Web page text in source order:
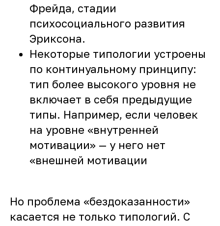
Фрейда, стадии
психосоциального развития
Эриксона.
Некоторые типологии устроены
по континуальному принципу:
тип более высокого уровня не
включает в себя предыдущие
типы. Например, если человек
на уровне «внутренней
мотивации» — у него нет
«внешней мотивации
Но проблема «бездоказанности»
касается не только типологий. С